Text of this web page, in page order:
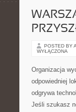
POSTED BY
WYŁĄCZONA
Organizacja
odpowiedniej
odgrywa
Jeśli szukasz